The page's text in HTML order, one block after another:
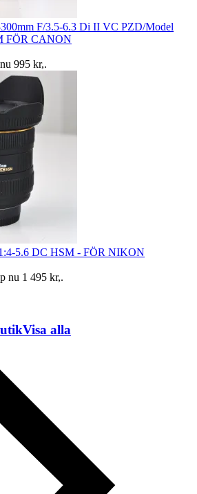
F/3.5-6.3 Di II VC PZD/Model
FÖR CANON
995 kr,.
5.6 DC HSM - FÖR NIKON
nu 1 495 kr,.
Visa alla